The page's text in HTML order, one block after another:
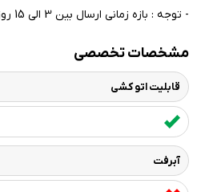
- توجه : بازه زمانی ارسال بین 3 الی 15 روز کاری می باشد.
مشخصات تخصصی
قابلیت اتو کشی
آبرفت